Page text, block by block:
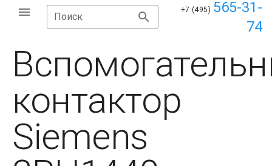
Поиск
+7 (495) 565-31-
74
контактор
Siemens